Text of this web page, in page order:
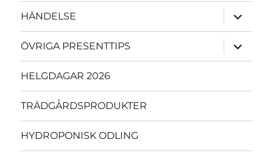
HÄNDELSE
ÖVRIGA PRESENTTIPS
HELGDAGAR 2026
TRÄDGÅRDSPRODUKTER
HYDROPONISK ODLING